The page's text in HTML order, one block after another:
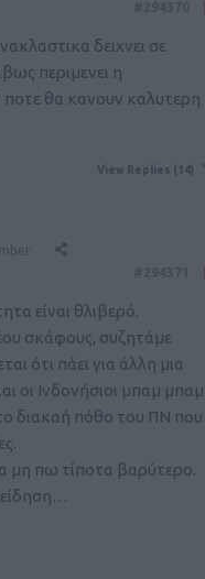
δειχνει σε
περιμενει η
ποτε θα κανουν καλυτερη
View Replies (14)
είναι θλιβερό.
σκάφους, συζητάμε
ότι πάει για άλλη μια
οι Ινδονήσιοι μπαμ μπαμ
διακαή πόθο του ΠΝ που
μη πω τίποτα βαρύτερο.
είδηση…